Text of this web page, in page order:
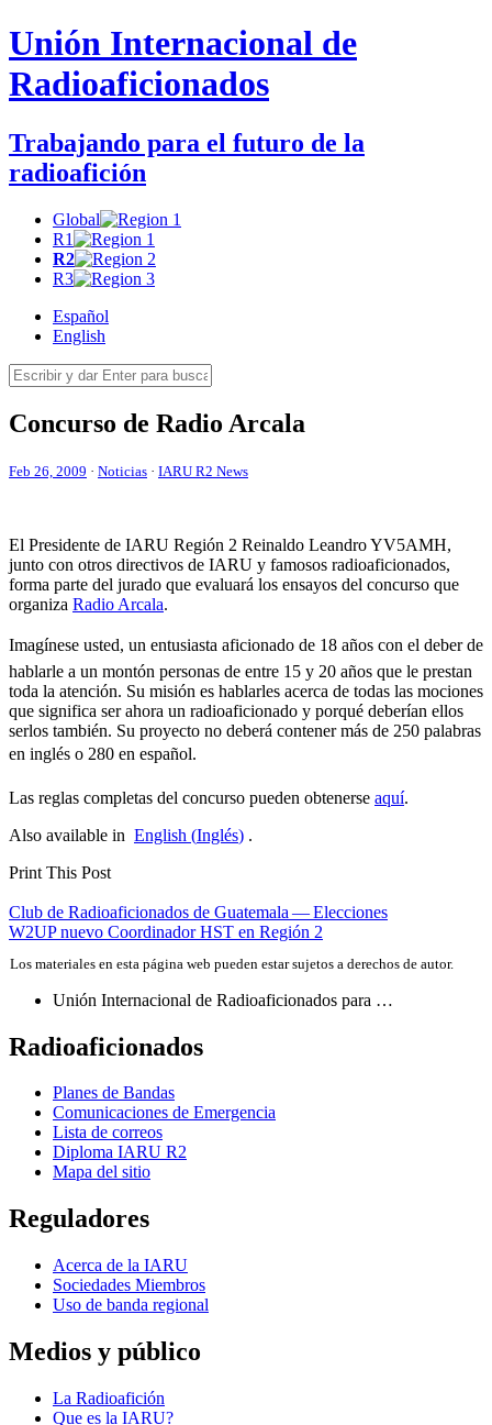
Unión Internacional de
Radioaficionados
Trabajando para el futuro de la
radioafición
Global
R1
R2
R3
Español
English
Concurso de Radio Arcala
Feb 26, 2009 · Noticias · IARU R2 News
El Presidente de IARU Región 2 Reinaldo LeandroYV5AMH,
junto con otros directivos de IARU y famosos radioaficionados,
forma parte del jurado que evaluará los ensayos del concurso que
organiza Radio Arcala.
Imagínese usted, un entusiasta aficionado de 18 años con el deber de
hablarle a un montón personas de entre 15 y 20 años que le prestan
toda la atención. Su misión es hablarles acerca de todas las mociones
que significa ser ahora un radioaficionado y porqué deberían ellos
serlos también. Su proyecto no deberá contener más de 250 palabras
en inglés o 280 en español.
Las reglas completas del concurso pueden obtenerse aquí.
Also available in English (Inglés) .
Print This Post
Navegación
de
entradas
Club de Radioaficionados de Guatemala — Elecciones
W2UPnuevo CoordinadorHST en Región 2
Los materiales en esta página web pueden estar sujetos a derechos de autor.
Unión Internacional de Radioaficionados para …
Radioaficionados
Planes de Bandas
Comunicaciones de Emergencia
Lista de correos
Diploma IARU R2
Mapa del sitio
Reguladores
Acerca de la IARU
Sociedades Miembros
Uso de banda regional
Medios y público
La Radioafición
Que es la IARU?